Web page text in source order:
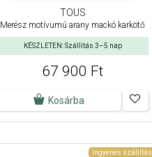
TOUS
Merész motívumú arany mackó karkötő
KÉSZLETEN: Szállítás 3–5 nap
67 900 Ft
Kosárba
Ingyenes szállítás